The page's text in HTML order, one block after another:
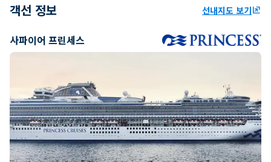
객선 정보 선내지도 보기ungroup
사파이어 프린세스